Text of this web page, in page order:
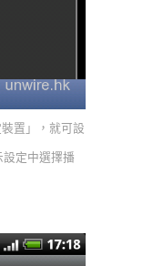
置」，就可設
定中選擇播